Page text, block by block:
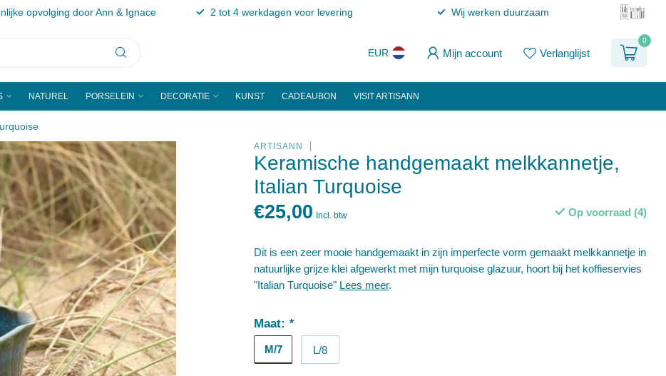
opvolging door Ann & Ignace 2 tot 4 werkdagen voor levering Wij werken duurzaam
EUR Mijn account Verlanglijst
0
NATUREL PORSELEIN DECORATIE KUNST CADEAUBON VISIT ARTISANN
ARTISANN
Keramische handgemaakt melkkannetje,
Italian Turquoise
€25,00 Incl. btw Op voorraad (4)
Dit is een zeer mooie handgemaakt in zijn imperfecte vorm gemaakt melkkannetje in
natuurlijke grijze klei afgewerkt met mijn turquoise glazuur, hoort bij het koffieservies
"Italian Turquoise" Lees meer.
Maat:*
M/7 L/8